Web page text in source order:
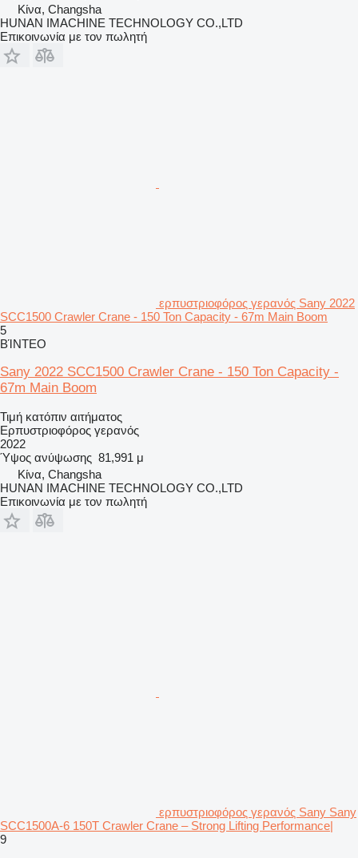
Κίνα, Changsha
HUNAN IMACHINE TECHNOLOGY CO.,LTD
Επικοινωνία με τον πωλητή
ερπυστριοφόρος γερανός Sany 2022
SCC1500 Crawler Crane - 150 Ton Capacity - 67m Main Boom
5
ΒΊΝΤΕΟ
Sany 2022 SCC1500 Crawler Crane - 150 Ton Capacity -
67m Main Boom
Τιμή κατόπιν αιτήματος
Ερπυστριοφόρος γερανός
2022
Ύψος ανύψωσης 81,991 μ
Κίνα, Changsha
HUNAN IMACHINE TECHNOLOGY CO.,LTD
Επικοινωνία με τον πωλητή
ερπυστριοφόρος γερανός Sany Sany
SCC1500A-6 150T Crawler Crane – Strong Lifting Performance|
9